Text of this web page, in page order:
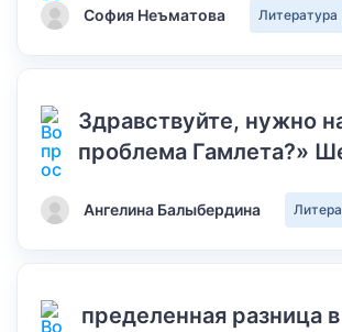
София Неъматова Литература
Здравствуйте, нужно
проблема Гамлета?»
Ангелина Балыбердина
пределенная разница